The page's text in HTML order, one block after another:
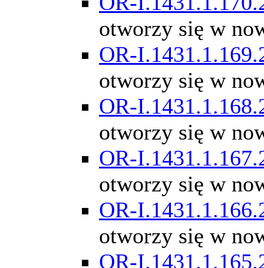
otworzy się w
OR-
otworzy się w
OR-
otworzy się w
OR-
otworzy się w
OR-
otworzy się w
OR-